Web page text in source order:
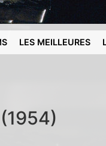
LES MEILLEURES